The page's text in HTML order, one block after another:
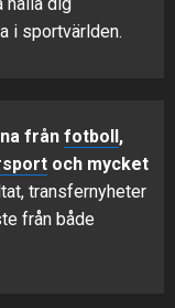
i sportvärlden.
från fotboll,
och mycket
transfernyheter
från både